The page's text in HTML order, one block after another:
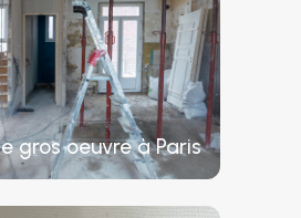
gros oeuvre à Paris